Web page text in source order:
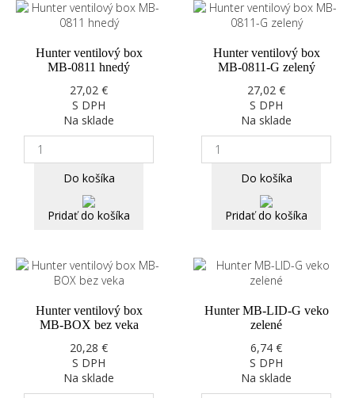
Hunter ventilový box
MB-0811 hnedý
27,02 €
S DPH
Na sklade
Do košíka
Pridať do košíka
Hunter ventilový box
MB-0811-G zelený
27,02 €
S DPH
Na sklade
Do košíka
Pridať do košíka
Hunter ventilový box
MB-BOX bez veka
20,28 €
S DPH
Na sklade
Hunter MB-LID-G veko
zelené
6,74 €
S DPH
Na sklade